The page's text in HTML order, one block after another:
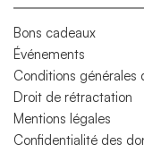
Bons cadeaux
Événements
Conditions générales
Droit de rétractation
Mentions légales
Confidentialité des